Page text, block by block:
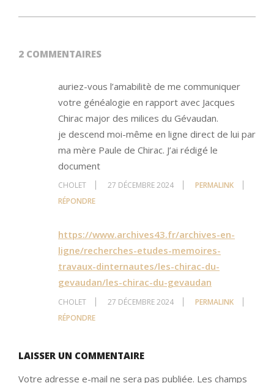
2 COMMENTAIRES
auriez-vous l’amabilitè de me communiquer
votre généalogie en rapport avec Jacques
Chirac major des milices du Gévaudan.
je descend moi-même en ligne direct de lui par
ma mère Paule de Chirac. J’ai rédigé le
document
CHOLET 27 DÉCEMBRE 2024
PERMALINK
RÉPONDRE
https://www.archives43.fr/archives-en-
ligne/recherches-etudes-memoires-
travaux-dinternautes/les-chirac-du-
gevaudan/les-chirac-du-gevaudan
CHOLET 27 DÉCEMBRE 2024
PERMALINK
RÉPONDRE
LAISSER UN COMMENTAIRE
Votre adresse e-mail ne sera pas publiée. Les champs